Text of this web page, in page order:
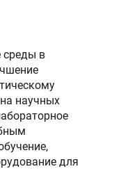
среды в
научных
для